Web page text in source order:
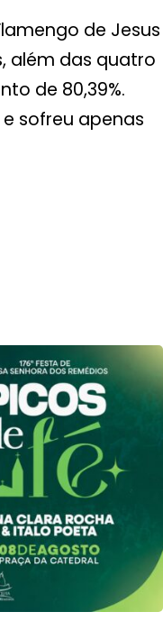
de Jesus
além das quatro
de 80,39%.
e sofreu apenas